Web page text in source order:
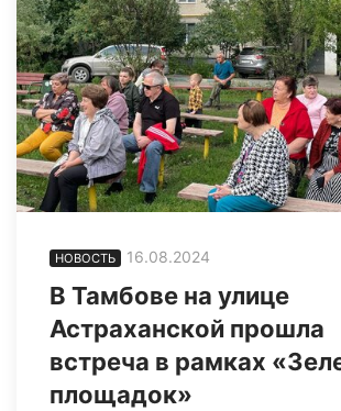
НОВОСТЬ 16.08.2024
В Тамбове на улице
Астраханской прошла
встреча в рамках
площадок»